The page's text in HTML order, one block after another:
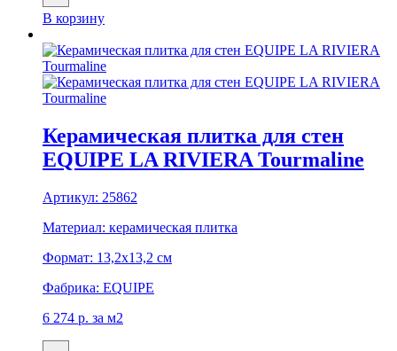
В корзину
Керамическая плитка для стен
EQUIPE LA RIVIERA Tourmaline
Артикул: 25862
Материал: керамическая плитка
Формат: 13,2x13,2 см
Фабрика: EQUIPE
6 274 р. за м2